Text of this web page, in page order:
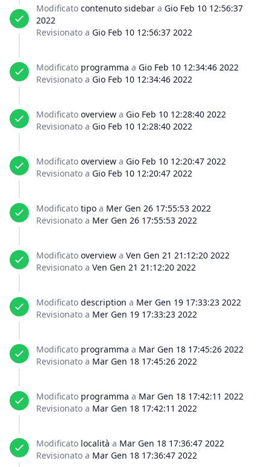
Modificato contenuto sidebar a Gio Feb 10 12:56:37
2022
Revisionato a Gio Feb 10 12:56:37 2022
Modificato programma a Gio Feb 10 12:34:46 2022
Revisionato a Gio Feb 10 12:34:46 2022
Modificato overview a Gio Feb 10 12:28:40 2022
Revisionato a Gio Feb 10 12:28:40 2022
Modificato overview a Gio Feb 10 12:20:47 2022
Revisionato a Gio Feb 10 12:20:47 2022
Modificato tipo a Mer Gen 26 17:55:53 2022
Revisionato a Mer Gen 26 17:55:53 2022
Modificato overview a Ven Gen 21 21:12:20 2022
Revisionato a Ven Gen 21 21:12:20 2022
Modificato description a Mer Gen 19 17:33:23 2022
Revisionato a Mer Gen 19 17:33:23 2022
Modificato programma a Mar Gen 18 17:45:26 2022
Revisionato a Mar Gen 18 17:45:26 2022
Modificato programma a Mar Gen 18 17:42:11 2022
Revisionato a Mar Gen 18 17:42:11 2022
Modificato località a Mar Gen 18 17:36:47 2022
Revisionato a Mar Gen 18 17:36:47 2022